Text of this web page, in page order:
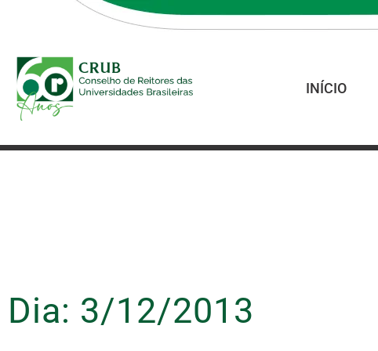
INÍCIO
Dia: 3/12/2013